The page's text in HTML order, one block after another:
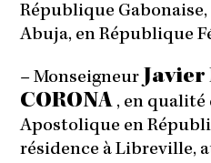
République
Abuja, en République
– Monseigneur Javier
CORONA , en qualité
Apostolique en
résidence à Libreville,